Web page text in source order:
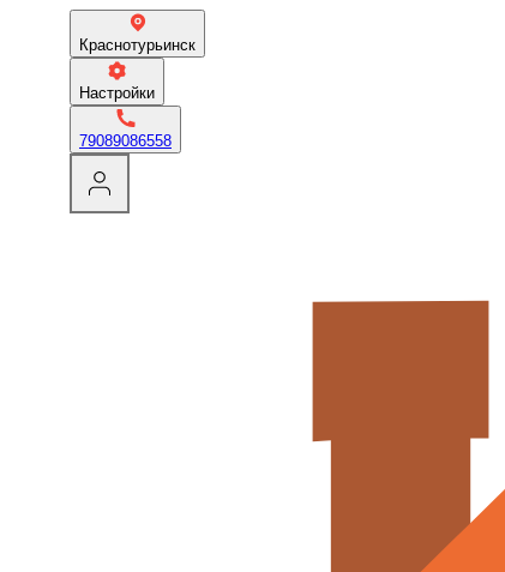
Краснотурьинск
Настройки
79089086558